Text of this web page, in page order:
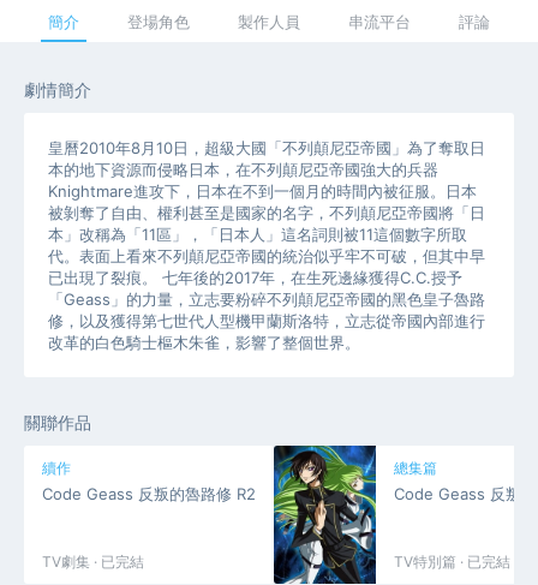
簡介 登場角色 製作人員 串流平台 評論
劇情簡介
皇曆2010年8月10日，超級大國「不列顛尼亞帝國」為了奪取日
本的地下資源而侵略日本，在不列顛尼亞帝國強大的兵器
Knightmare進攻下，日本在不到一個月的時間內被征服。日本
被剝奪了自由、權利甚至是國家的名字，不列顛尼亞帝國將「日
本」改稱為「11區」，「日本人」這名詞則被11這個數字所取
代。表面上看來不列顛尼亞帝國的統治似乎牢不可破，但其中早
已出現了裂痕。 七年後的2017年，在生死邊緣獲得C.C.授予
「Geass」的力量，立志要粉碎不列顛尼亞帝國的黑色皇子魯路
修，以及獲得第七世代人型機甲蘭斯洛特，立志從帝國內部進行
改革的白色騎士樞木朱雀，影響了整個世界。
關聯作品
續作
Code Geass 反叛的魯路修 R2
TV劇集 · 已完結
總集篇
Code Geass 反叛
TV特別篇 · 已完結